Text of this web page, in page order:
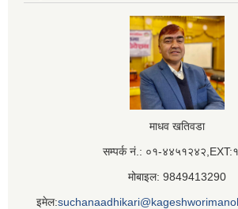
माधव खतिवडा
सम्पर्क नं.: ०१-
मोबाइल: 9849413290
इमेल: